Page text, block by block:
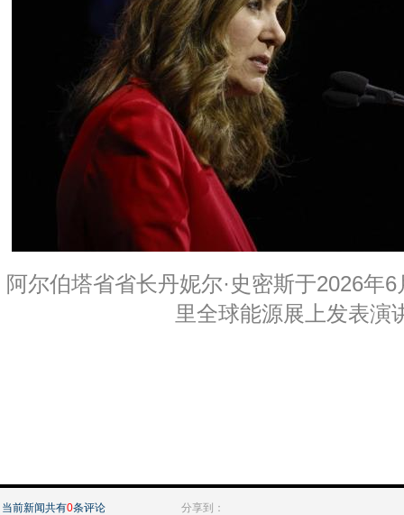
阿尔伯塔省省长丹妮尔·史密斯于2026年
里全球能源展上发表演
当前新闻共有0条评论 分享到：